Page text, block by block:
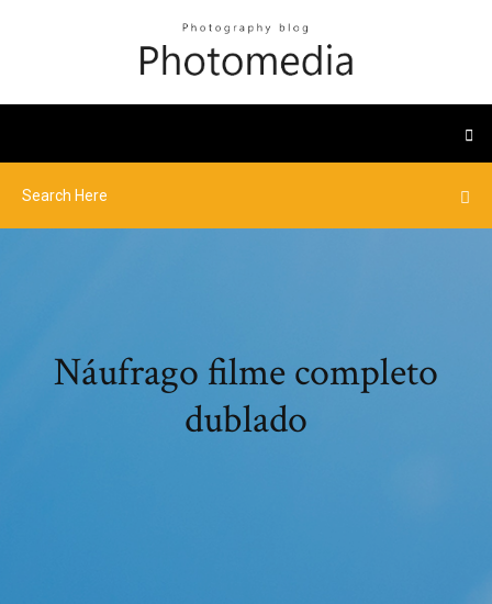
Náufrago filme completo
dublado